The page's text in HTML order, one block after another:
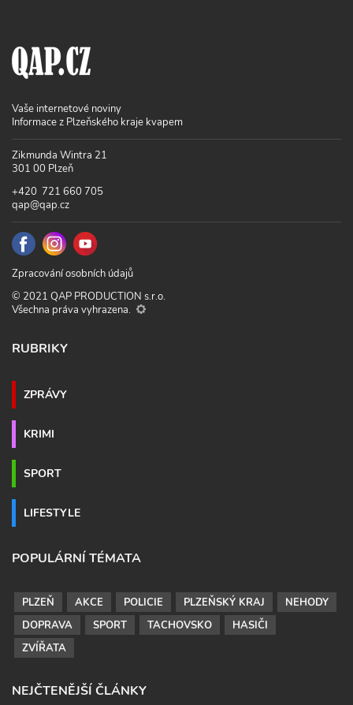
Vaše internetové noviny
Informace z Plzeňského kraje kvapem
Zikmunda Wintra 21
301 00 Plzeň
+420 721 660 705
qap@qap.cz
Zpracování osobních údajů
© 2021 QAP PRODUCTION s.r.o.
Všechna práva vyhrazena.
RUBRIKY
ZPRÁVY
KRIMI
SPORT
LIFESTYLE
POPULÁRNÍ TÉMATA
PLZEŇ AKCE POLICIE PLZEŇSKÝ KRAJ
NEHODY
DOPRAVA
SPORT TACHOVSKO
HASIČI
ZVÍŘATA
NEJČTENĚJŠÍ ČLÁNKY